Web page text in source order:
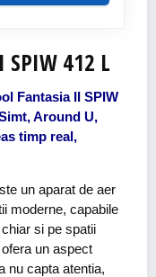
SPIW 412 L
Fantasia II SPIW
Around U,
timp real,
un aparat de aer
moderne, capabile
si pe spatii
un aspect
nu capta atentia,